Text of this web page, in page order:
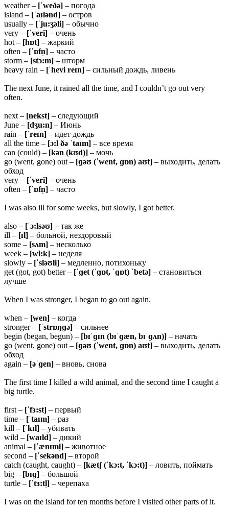
weather – [ˈweðə] – погода
island – [ˈaɪlənd] – остров
usually – [ˈju:ʒəli] – обычно
very – [ˈveri] – очень
hot – [hɒt] – жаркий
often – [ˈɒfn̩] – часто
storm – [stɔ:m] – шторм
heavy rain – [ˈhevi reɪn] – сильный дождь, ливень
The next June, it rained all the time, and I couldn’t go out very
often.
next – [nekst] – следующий
June – [dʒu:n] – Июнь
rain – [ˈreɪn] – идет дождь
all the time – [ɔ:l ðə ˈtaɪm] – все время
can (could) – [kən (kʊd)] – мочь
go (went, gone) out – [ɡəʊ (ˈwent, ɡɒn) aʊt] – выходить, делать
обход
very – [ˈveri] – очень
often – [ˈɒfn̩] – часто
I was also ill for some weeks, but slowly, I got better.
also – [ˈɔ:lsəʊ] – так же
ill – [ɪl] – больной, нездоровый
some – [sʌm] – несколько
week – [wi:k] – неделя
slowly – [ˈsləʊli] – медленно, потихоньку
get (got, got) better – [ˈɡet (ˈɡɒt, ˈɡɒt) ˈbetə] – становиться
лучше
When I was stronger, I began to go out again.
when – [wen] – когда
stronger – [ˈstrɒŋɡə] – сильнее
begin (began, begun) – [bɪˈɡɪn (bɪˈɡæn, bɪˈɡʌn)] – начать
go (went, gone) out – [ɡəʊ (ˈwent, ɡɒn) aʊt] – выходить, делать
обход
again – [əˈɡen] – вновь, снова
The first time I killed a wild animal, and the second time I caught a
big turtle.
first – [ˈfɜ:st] – первый
time – [ˈtaɪm] – раз
kill – [ˈkɪl] – убивать
wild – [waɪld] – дикий
animal – [ˈænɪml̩] – животное
second – [ˈsekənd] – второй
catch (caught, caught) – [kætʃ (ˈkɔ:t, ˈkɔ:t)] – ловить, поймать
big – [bɪɡ] – большой
turtle – [ˈtɜ:tl̩] – черепаха
I was on the island for ten months before I visited other parts of it.